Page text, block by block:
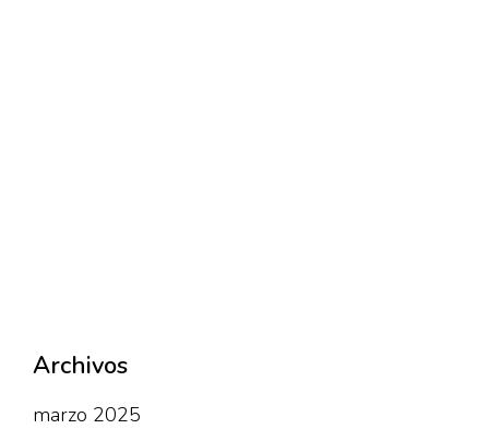
Archivos
marzo 2025